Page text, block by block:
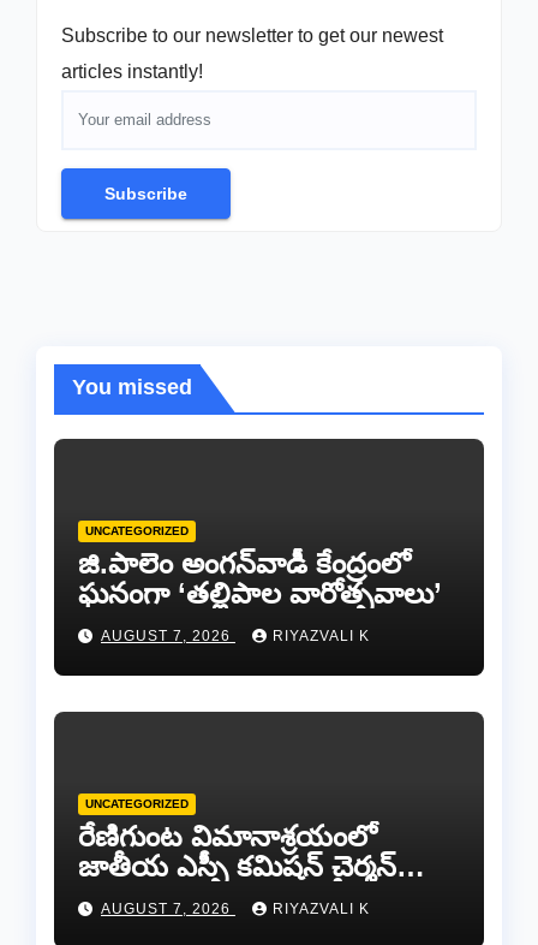
Subscribe to our newsletter to get our newest
articles instantly!
Subscribe
You missed
UNCATEGORIZED
జి.పాలెం అంగన్‌వాడీ కేంద్రంలో
ఘనంగా ‘తల్లిపాల వారోత్సవాలు’
AUGUST 7, 2026 RIYAZVALI K
UNCATEGORIZED
రేణిగుంట విమానాశ్రయంలో
జాతీయ ఎస్సీ కమిషన్ చైర్మన్
కిషోర్ మక్వానాకు ఘన
స్వాగతం…
AUGUST 7, 2026 RIYAZVALI K